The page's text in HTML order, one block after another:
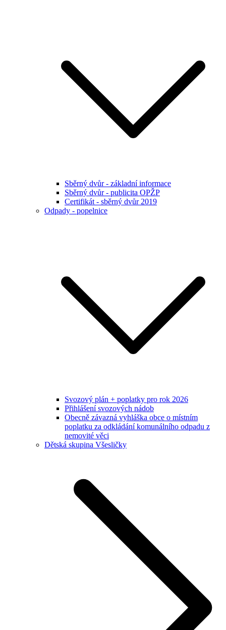
Sběrný dvůr - základní informace
Sběrný dvůr - publicita OPŽP
Certifikát - sběrný dvůr 2019
Odpady - popelnice
Svozový plán + poplatky pro rok 2026
Přihlášení svozových nádob
Obecně závazná vyhláška obce o místním
poplatku za odkládání komunálního odpadu z
nemovité věci
Dětská skupina Všesličky